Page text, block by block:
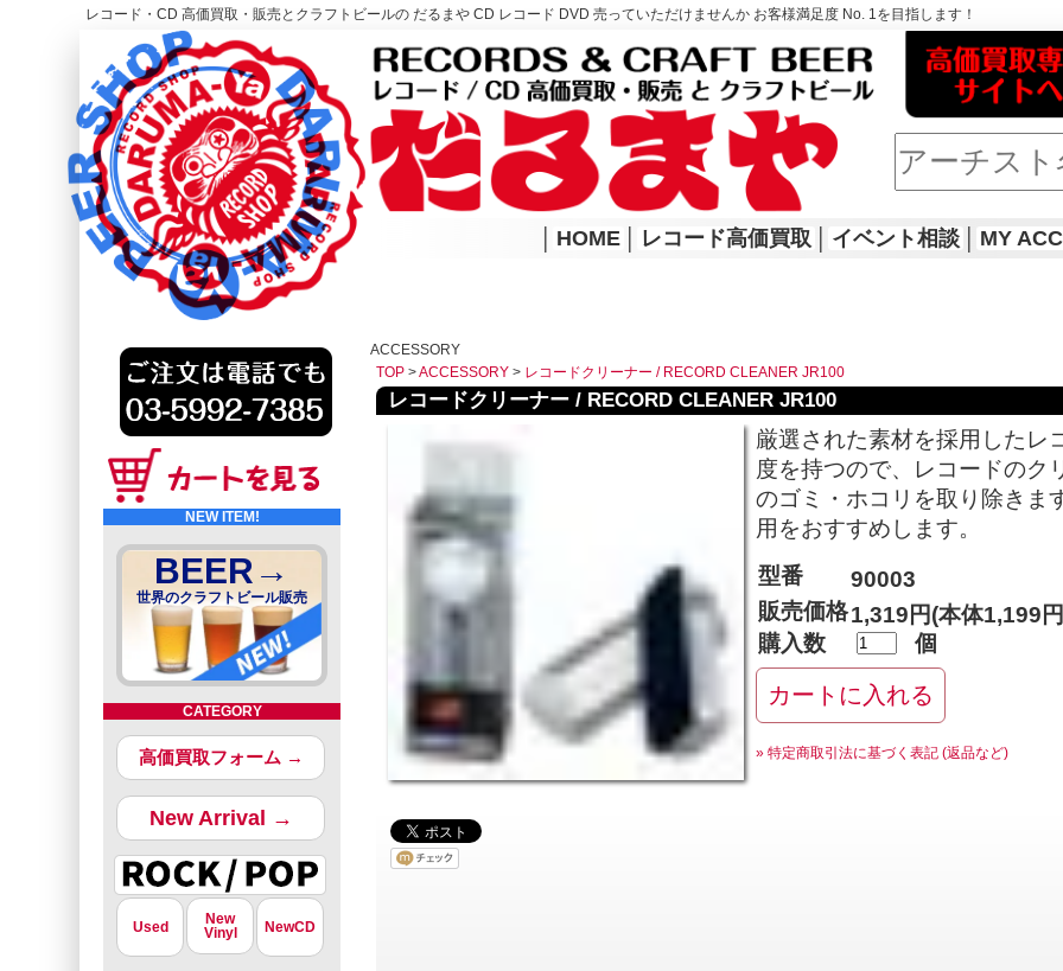
レコード・CD 高価買取・販売とクラフトビールの だるまや CD レコード DVD 売っていただけませんか お客様満足度 No. 1を目指します！
レコード高価買取はこちら
HOME
HOME レコード高価買取 イベント相談 MY
NEW ITEM!
BEER→
世界のクラフトビール販売
CATEGORY
高価買取フォーム →
New Arrival →
Used
New
Vinyl
NewCD
ACCESSORY
TOP >ACCESSORY > レコードクリーナー / RECORD CLEANER JR100
レコードクリーナー / RECORD CLEANER JR100
厳選された素材を採用したレ
度を持つので、レコードのク
のゴミ・ホコリを取り除きま
用をおすすめします。
型番
90003
販売価格1,319円(本体1,199
購入数
個
» 特定商取引法に基づく表記 (返品など)